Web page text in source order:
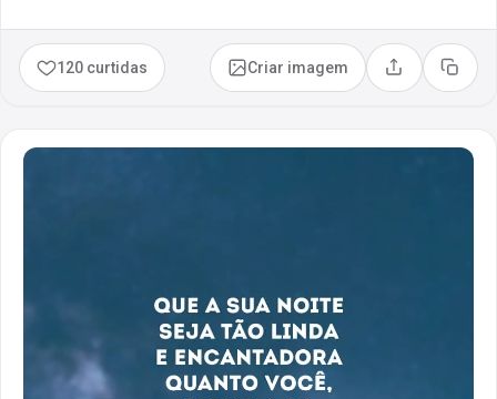
120 curtidas Criar imagem Compartilhar
Copiar